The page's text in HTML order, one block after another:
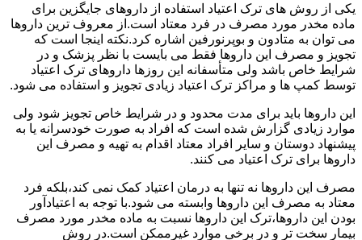
یکی از روش های ترک اعتیاد استفاده از داروهای جایگزین برای
ماده مخدر مورد مصرف در فرد معتاد است.از معروف ترین داروها
می توان به متادون و بوپرنورفین اشاره کرد.نکته اینجا است که
تجویز و مصرف این داروها فقط می بایست با نظر پزشک و در
شرایط خاص باشد ولی متأسفانه این روزها داروهای ترک اعتیاد
توسط کمپ ها و مراکز ترک اعتیاد زیادی تجویز و استفاده می شود.
این داروها باید برای مدت محدود و در شرایط خاص تجویز شود ولی
موارد زیادی گزارش شده است که افراد به صورت خودسرانه یا به
پیشنهاد دوستان و سایر افراد معتاد اقدام به تهیه و مصرف این
داروها برای ترک اعتیاد می کنند.
مصرف این داروها نه تنها به درمان اعتیاد کمک نمی کند،بلکه فرد
معتاد به مصرف این داروها وابسته می شود.با توجه به اعتیادآور
بودن این داروها،ترک این داروها نسبت به ماده مخدر مورد مصرف
بیمار سخت تر و در برخی موارد غیرممکن است.در روش